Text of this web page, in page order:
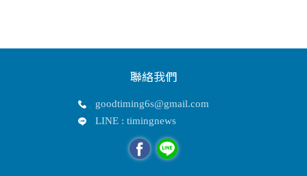
聯絡我們
goodtiming6s@gmail.com
LINE : timingnews